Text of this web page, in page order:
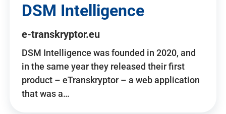
DSM Intelligence
e-transkryptor.eu
DSM Intelligence was founded in 2020, and
in the same year they released their first
product – eTranskryptor – a web application
that was a…